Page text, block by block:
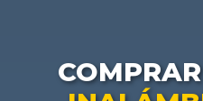
COMPRAR